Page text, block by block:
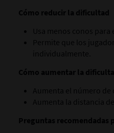
Cómo reducir la dificultad
Usa menos conos para
Permite que los
individualmente.
Cómo aumentar la
Aumenta el número de
Aumenta la distancia
Preguntas recomendadas